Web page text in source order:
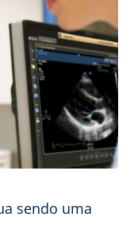
sendo uma